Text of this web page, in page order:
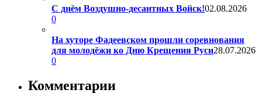
С днём Воздушно-десантных Войск!02.08.2026
0
На хуторе Фадеевском прошли соревнования
для молодёжи ко Дню Крещения Руси28.07.2026
0
Комментарии